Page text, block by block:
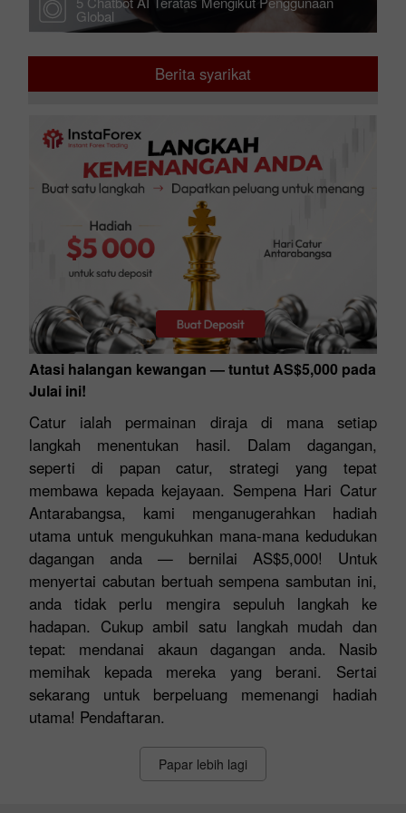
Global
Berita syarikat
Atasi halangan kewangan — tuntut AS$5,000 pada
Julai ini!
Catur ialah permainan diraja di mana setiap
langkah menentukan hasil. Dalam dagangan,
seperti di papan catur, strategi yang tepat
membawa kepada kejayaan. Sempena Hari Catur
Antarabangsa, kami menganugerahkan hadiah
utama untuk mengukuhkan mana-mana kedudukan
dagangan anda — bernilai AS$5,000! Untuk
menyertai cabutan bertuah sempena sambutan ini,
anda tidak perlu mengira sepuluh langkah ke
hadapan. Cukup ambil satu langkah mudah dan
tepat: mendanai akaun dagangan anda. Nasib
memihak kepada mereka yang berani. Sertai
sekarang untuk berpeluang memenangi hadiah
utama! Pendaftaran.
Papar lebih lagi